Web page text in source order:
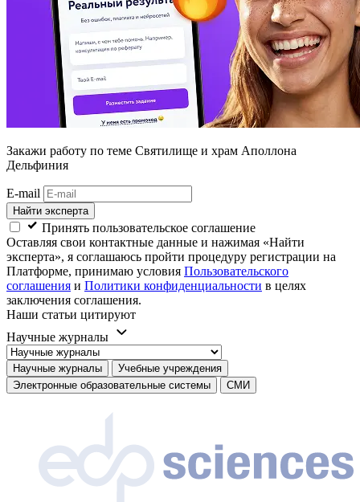
Закажи работу по теме Святилище и храм Аполлона
Дельфиния
E-mail
Найти эксперта
Принять пользовательское соглашение
Оставляя свои контактные данные и нажимая «Найти
эксперта», я соглашаюсь пройти процедуру регистрации на
Платформе, принимаю условия Пользовательского
соглашения и Политики конфиденциальности в целях
заключения соглашения.
Наши статьи цитируют
Научные журналы
Научные журналы
Учебные учреждения
Электронные образовательные системы
СМИ